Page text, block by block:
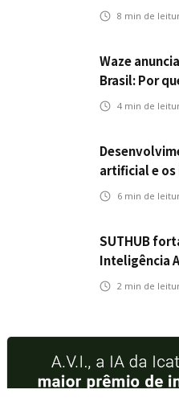
seguros
8 min de
Waze
Brasil: Por
ao mercado
4 min de
artificial e os
de seguros
6 min de
SUTHUB
Inteligência
para toda a
2 min de